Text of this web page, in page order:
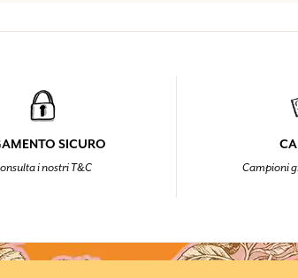
SICURO
i nostri T&C Campioni